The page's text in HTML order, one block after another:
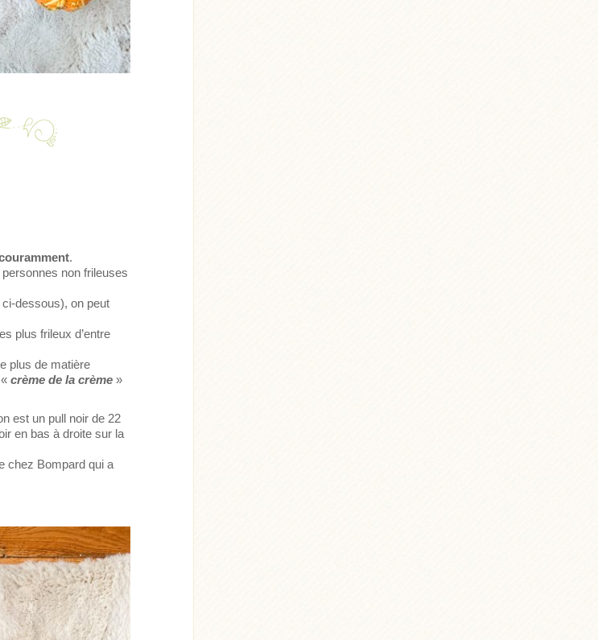
.
non frileuses
dessous), on peut
plus frileux d’entre
plus de matière
«crème de la crème »
est un pull noir de 22
en bas à droite sur la
chez Bompard qui a